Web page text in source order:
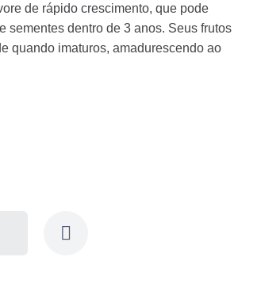
de rápido crescimento, que pode
sementes dentro de 3 anos. Seus frutos
quando imaturos, amadurescendo ao